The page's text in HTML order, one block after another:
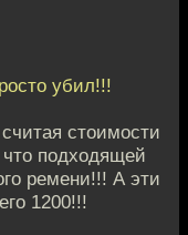
убил!!!
стоимости
что подходящей
ремени!!! А эти
1200!!!